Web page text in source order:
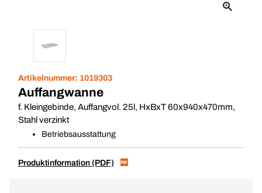
Artikelnummer: 1019303
Auffangwanne
f. Kleingebinde, Auffangvol. 25l, HxBxT 60x940x470mm,
Stahl verzinkt
Betriebsausstattung
Produktinformation (PDF)